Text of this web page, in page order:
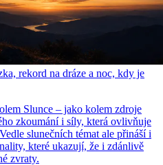
rekord na dráze a noc, kdy je
Slunce – jako kolem zdroje
zkoumání i síly, která ovlivňuje
slunečních témat ale přináší i
které ukazují, že i zdánlivě
zvraty.